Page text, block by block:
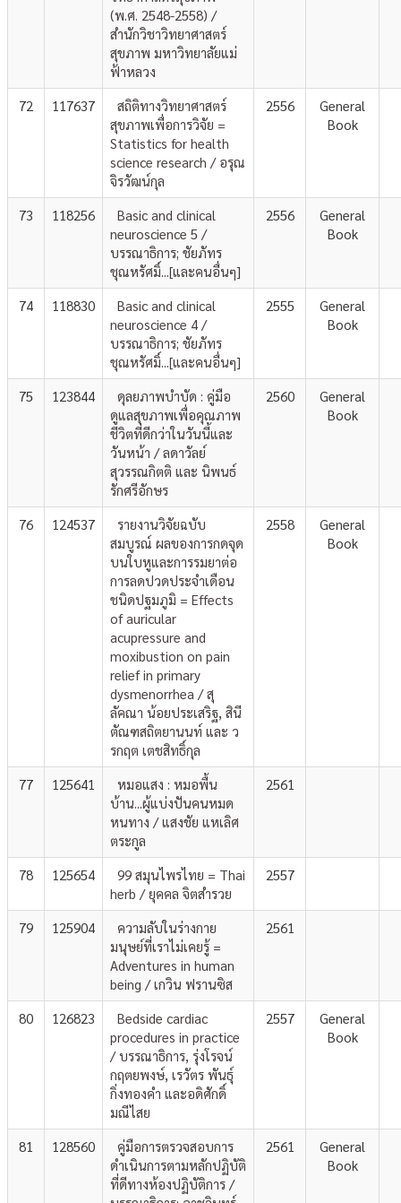
(พ.ศ. 2548-2558) /
สำนักวิชาวิทยาศาสตร์
สุขภาพ มหาวิทยาลัยแม่
ฟ้าหลวง
72 117637
สถิติทางวิทยาศาสตร์
สุขภาพเพื่อการวิจัย =
Statistics for health
science research / อรุณ
จิรวัฒน์กุล
2556
General
Book
73 118256
Basic and clinical
neuroscience 5 /
บรรณาธิการ; ชัยภัทร
ชุณหรัศมิ์...[และคนอื่นๆ]
2556
General
Book
74 118830
Basic and clinical
neuroscience 4 /
บรรณาธิการ; ชัยภัทร
ชุณหรัศมิ์...[และคนอื่นๆ]
2555
General
Book
75 123844
ดุลยภาพบำบัด : คู่มือ
ดูแลสุขภาพเพื่อคุณภาพ
ชีวิตที่ดีกว่าในวันนี้และ
วันหน้า / ลดาวัลย์
สุวรรณกิตติ และ นิพนธ์
รักศรีอักษร
2560
General
Book
76 124537
รายงานวิจัยฉบับ
สมบูรณ์ ผลของการกดจุด
บนใบหูและการรมยาต่อ
การลดปวดประจำเดือน
ชนิดปฐมภูมิ = Effects
of auricular
acupressure and
moxibustion on pain
relief in primary
dysmenorrhea / สุ
ลัคณา น้อยประเสริฐ, สินี
ตัณฑสถิตยานนท์ และ ว
รกฤต เตชสิทธิ์กุล
2558
General
Book
77 125641
หมอแสง : หมอพื้น
บ้าน...ผู้แบ่งปันคนหมด
หนทาง / แสงชัย แหเลิศ
ตระกูล
2561
78 125654
99 สมุนไพรไทย = Thai
herb / ยุคคล จิตสำรวย
2557
79 125904
ความลับในร่างกาย
มนุษย์ที่เราไม่เคยรู้ =
Adventures in human
being / เกวิน ฟรานซิส
2561
80 126823
Bedside cardiac
procedures in practice
/ บรรณาธิการ, รุ่งโรจน์
กฤตยพงษ์, เรวัตร พันธุ์
กิ่งทองคำ และอดิศักดิ์
มณีไสย
2557
General
Book
81 128560
คู่มือการตรวจสอบการ
ดำเนินการตามหลักปฏิบัติ
ที่ดีทางห้องปฏิบัติการ /
2561
General
Book